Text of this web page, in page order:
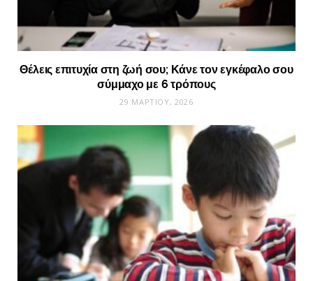
Θέλεις επιτυχία στη ζωή σου; Κάνε τον εγκέφαλο σου
σύμμαχο με 6 τρόπους
29 ΜΑΡΤΊΟΥ, 2026